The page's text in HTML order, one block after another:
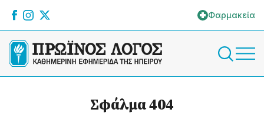
Φαρμακεία
Σφάλμα 404